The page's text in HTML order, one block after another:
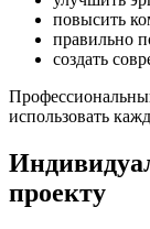
повысить
правильно
создать
использовать
проекту